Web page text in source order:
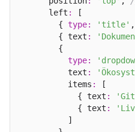
      left
:
[
        {
type: 'title'
        { text
:
        {
type:
          text
:
          items
:
[
            { text
:
            { text
:
          ]